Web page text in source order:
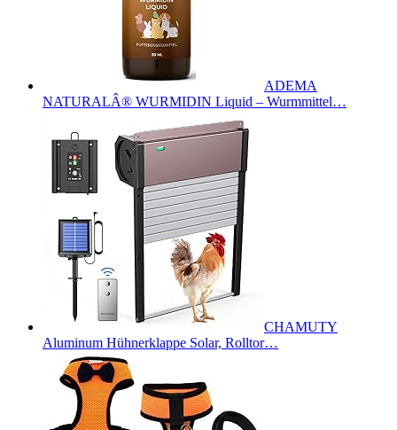
ADEMA
NATURALÂ® WURMIDIN Liquid – Wurmmittel…
CHAMUTY
Aluminum Hühnerklappe Solar, Rolltor…